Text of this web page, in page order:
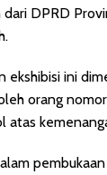
dari DPRD
ekshibisi ini
orang
atas